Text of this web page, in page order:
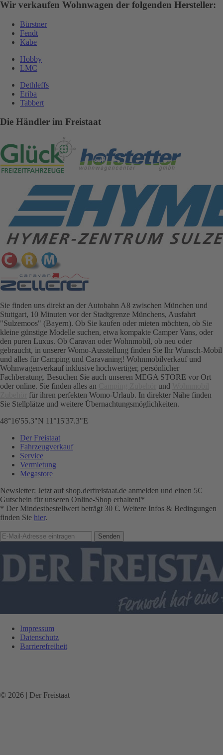
Wir verkaufen Wohnwagen der folgenden Hersteller:
Bürstner
Fendt
Kabe
Hobby
LMC
Dethleffs
Eriba
Tabbert
Die Händler im Freistaat
Sie finden uns direkt an der Autobahn A8 zwischen München und
Stuttgart, 10 Minuten vor der Stadtgrenze Münchens, Ausfahrt
"Sulzemoos" (Bayern). Ob Sie kaufen oder mieten möchten, ob Sie
kleine günstige Modelle suchen, etwa kompakte Camper Vans, oder
den puren Luxus. Ob Caravan oder Wohnmobil, ob neu oder
gebraucht, in unserer Womo-Ausstellung finden Sie Ihr Wunsch-Mobil
und alles für Camping und Caravaning! Wohnmobilverkauf und
Wohnwagenverkauf inklusive hochwertiger, persönlicher
Fachberatung. Besuchen Sie auch unseren MEGA STORE vor Ort
oder online. Sie finden alles an
und
für ihren perfekten Womo-Urlaub. In direkter Nähe finden
Sie Stellplätze und weitere Übernachtungsmöglichkeiten.
48°16'55.3"N 11°15'37.3"E
Der Freistaat
Fahrzeugverkauf
Service
Vermietung
Megastore
Newsletter: Jetzt auf shop.derfreistaat.de anmelden und einen 5€
Gutschein für unseren Online-Shop erhalten!*
* Der Mindestbestellwert beträgt 30 €. Weitere Infos & Bedingungen
finden Sie hier.
Impressum
Datenschutz
Barrierefreiheit
© 2026 | Der Freistaat